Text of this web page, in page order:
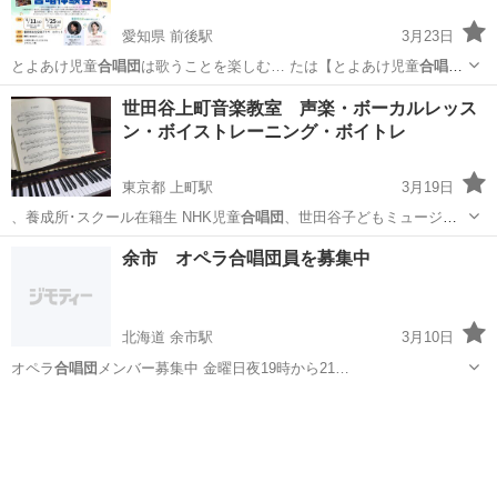
愛知県 前後駅
3月23日
とよあけ児童合唱団 は歌うことを楽しむ… たは【とよあけ児童合唱
団】で検索して出てく… る合唱団HPからお申込みい…
愛知 豊明市 前後駅 ボーカル 合唱団
世田谷上町音楽教室 声楽・ボーカルレッス
ン・ボイストレーニング・ボイトレ
東京都 上町駅
3月19日
、養成所･スクール在籍生 NHK児童合唱団 、世田谷子どもミュージカ
ル 企業協賛…世田谷区 ボーカル 声楽
余市 オペラ合唱団員を募集中
北海道 余市駅
3月10日
オペラ合唱団 メンバー募集中 金曜日夜19時から21…